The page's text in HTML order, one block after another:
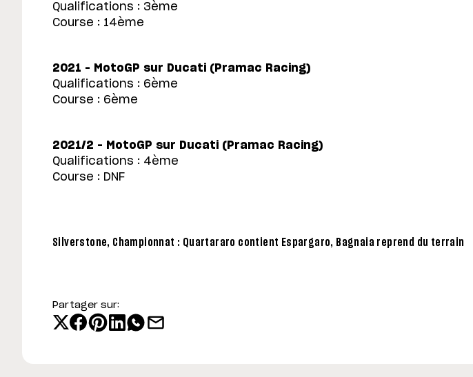
Qualifications : 3ème
Course : 14ème
2021 – MotoGP sur Ducati (Pramac Racing)
Qualifications : 6ème
Course : 6ème
2021/2 – MotoGP sur Ducati (Pramac Racing)
Qualifications : 4ème
Course : DNF
Silverstone, Championnat : Quartararo contient Espargaro, Bagnaia reprend du terrain
Partager sur: